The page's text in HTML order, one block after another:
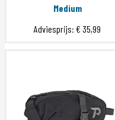
Medium
Adviesprijs: € 35,99